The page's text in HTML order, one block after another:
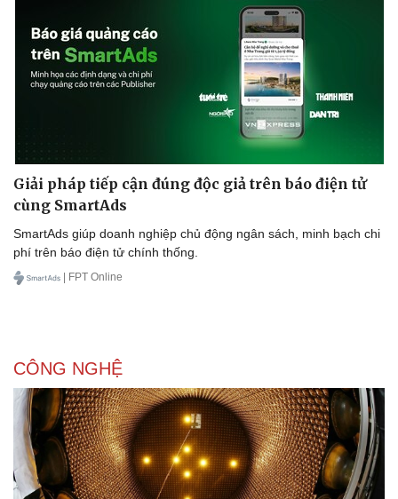
Giải pháp tiếp cận đúng độc giả trên báo điện tử
cùng SmartAds
SmartAds giúp doanh nghiệp chủ động ngân sách, minh bạch chi
phí trên báo điện tử chính thống.
| FPT Online
CÔNG NGHỆ